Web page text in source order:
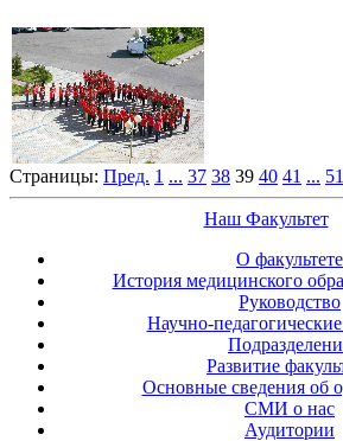
Страницы: Пред. 1 ... 37 38 39 40 41 ... 51
Наш Факультет
О факультете
История медицинского
Руководство
Научно-
Развитие
Основные сведения об
СМИ о нас
Аудитории